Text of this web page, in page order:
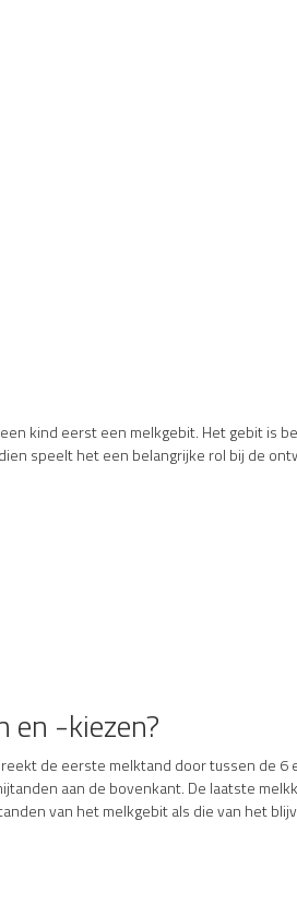
kind eerst een melkgebit. Het gebit is
speelt het een belangrijke rol bij de
en -kiezen?
de eerste melktand door tussen de 6
aan de bovenkant. De laatste
van het melkgebit als die van het